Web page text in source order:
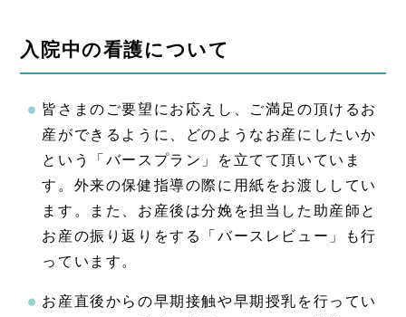
入院中の看護について
皆さまのご要望にお応えし、ご満足の頂けるお
産ができるように、どのようなお産にしたいか
という「バースプラン」を立てて頂いていま
す。外来の保健指導の際に用紙をお渡ししてい
ます。また、お産後は分娩を担当した助産師と
お産の振り返りをする「バースレビュー」も行
っています。
お産直後からの早期接触や早期授乳を行ってい